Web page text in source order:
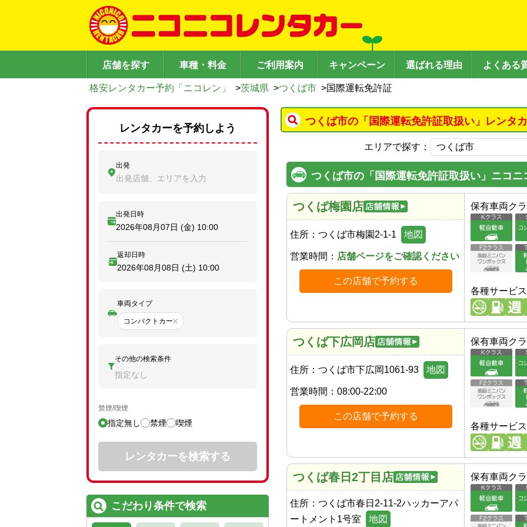
店舗を探す 車種・料金 ご利用案内 キャンペーン 選ばれる理由 よくある
格安レンタカー予約「ニコレン」 >茨城県 >つくば市 >国際運転免許証
つくば市の「国際運転免許証取扱い」レンタ
エリアで探す：
つくば市の「国際運転免許証取扱い」ニコ
つくば梅園店
住所： つくば市梅園2-1-1 地図
営業時間： 店舗ページをご確認ください
この店舗で予約する
保有車両ク
各種サービス
つくば下広岡店
住所： つくば市下広岡1061-93 地図
営業時間： 08:00-22:00
この店舗で予約する
保有車両ク
各種サービス
つくば春日2丁目店
住所： つくば市春日2-11-2ハッカーアパ
ートメント1号室
地図
保有車両ク
レンタカーを予約しよう
出発
出発店舗、エリアを入力
出発日時
2026年08月07日 (金) 10:00
返却日時
2026年08月08日 (土) 10:00
車両タイプ
コンパクトカー
その他の検索条件
指定なし
禁煙/喫煙
指定無し 禁煙 喫煙
レンタカーを検索する
こだわり条件で検索